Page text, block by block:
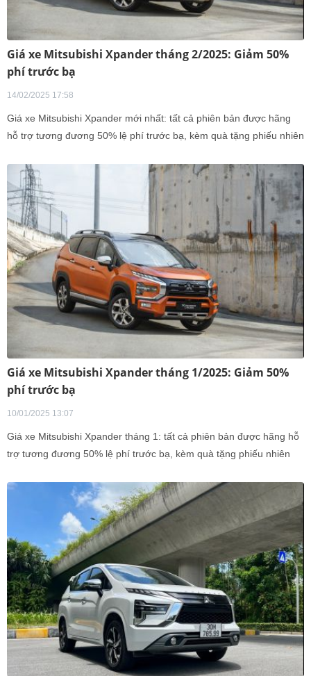
Giá xe Mitsubishi Xpander tháng 2/2025: Giảm 50%
phí trước bạ
14/02/2025 17:58
Giá xe Mitsubishi Xpander mới nhất: tất cả phiên bản được hãng
hỗ trợ tương đương 50% lệ phí trước bạ, kèm quà tặng phiếu nhiên
2024.
Giá xe Mitsubishi Xpander tháng 1/2025: Giảm 50%
phí trước bạ
10/01/2025 13:07
Giá xe Mitsubishi Xpander tháng 1: tất cả phiên bản được hãng hỗ
trợ tương đương 50% lệ phí trước bạ, kèm quà tặng phiếu nhiên